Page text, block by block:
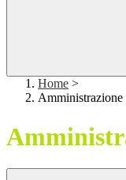
Home >
Amministrazione